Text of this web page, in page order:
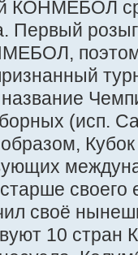
КОНМЕБОЛ
Первый
(исп.
своего
своё
10